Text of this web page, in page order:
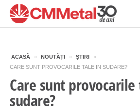
ACASĂ » NOUTĂȚI » ȘTIRI
»
CARE SUNT PROVOCARILE TALE IN SUDARE?
Care sunt
sudare?